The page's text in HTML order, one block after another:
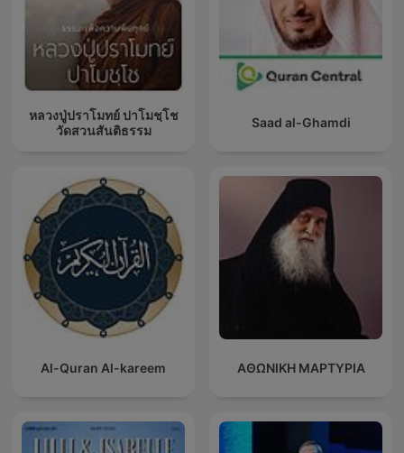
หลวงปู่ปราโมทย์ ปาโมชฺโช
วัดสวนสันติธรรม
Saad al-Ghamdi
Al-Quran Al-kareem ΑΘΩΝΙΚΗ ΜΑΡΤΥΡΙΑ